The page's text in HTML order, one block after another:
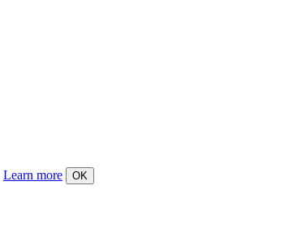
Learn more OK